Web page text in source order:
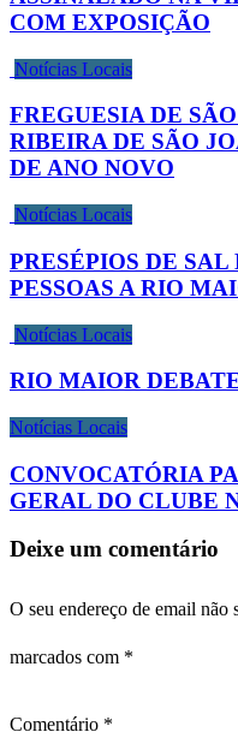
COM EXPOSIÇÃO
Notícias Locais
FREGUESIA DE
RIBEIRA DE SÃO
DE ANO NOVO
Notícias Locais
PRESÉPIOS DE
PESSOAS A RIO
Notícias Locais
RIO MAIOR
Notícias Locais
CONVOCATÓRIA
GERAL DO CLUBE
Deixe um comentário
O seu endereço de email não
marcados com *
Comentário *